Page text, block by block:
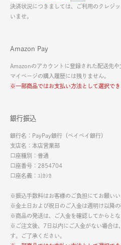
決済状況につきましては、ご利用のクレジ
いませ。
Amazon Pay
Amazonのアカウントに登録された配送先や
マイページの購入履歴には残りません。
※一部商品ではお支払い方法として選択でき
銀行振込
銀行名：PayPay銀行（ペイペイ銀行）
支店名：本店営業部
口座種別：普通
口座番号：2854704
口座名義：ﾕ)ｶｼｶ
※振込手数料はお客様のご負担にてお願いい
※金土日および祝日のご入金は週明け以降の
※商品の発送は、ご入金を確認してからとな
※ご注文後、7日以内にご入金がない場合は
す。ご了承ください。